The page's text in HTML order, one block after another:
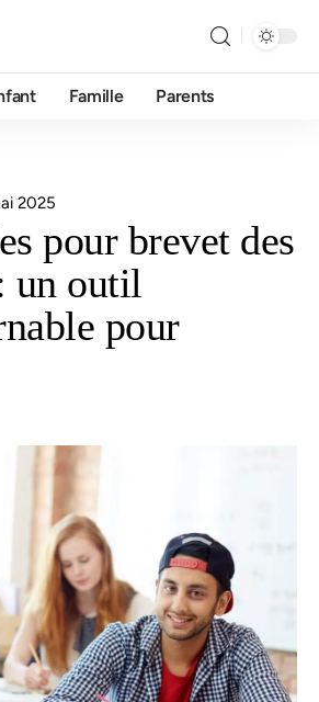
Famille Parents
2025
pour brevet des
un outil
pour